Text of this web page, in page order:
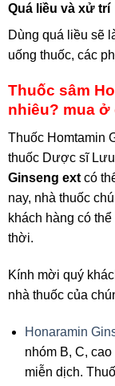
Quá liều và xử trí
Dùng quá liều sẽ
uống thuốc, các
Thuốc sâm
nhiêu? mua ở
Thuốc Homtamin
thuốc Dược sĩ
Ginseng ext có
nay, nhà thuốc
khách hàng có
thời.
Kính mời quý
nhà thuốc của
Honaramin
nhóm B, C,
miễn dịch.